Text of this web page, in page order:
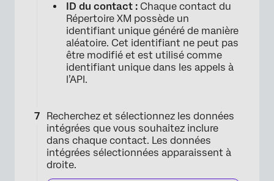
ID du contact : Chaque contact du
Répertoire XM possède un
identifiant unique généré de manière
aléatoire. Cet identifiant ne peut pas
être modifié et est utilisé comme
identifiant unique dans les appels à
l’API.
Recherchez et sélectionnez les données
intégrées que vous souhaitez inclure
dans chaque contact. Les données
intégrées sélectionnées apparaissent à
droite.